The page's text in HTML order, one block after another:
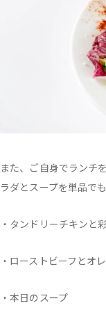
また、ご自身でランチ
ラダとスープを単品で
・タンドリーチキンと
・ローストビーフとオ
・本日のスープ